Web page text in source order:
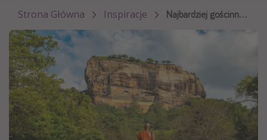
Loty
Hotele
Wakacje
Rejsy
Kierunki
Grecja
Strona Główna Inspiracje Najbardziej gościnne miejsca na świecie